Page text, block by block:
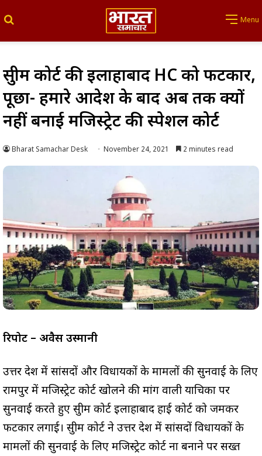
Menu
सुप्रीम कोर्ट की इलाहाबाद HC को फटकार,
पूछा- हमारे आदेश के बाद अब तक क्यों
नहीं बनाई मजिस्ट्रेट की स्पेशल कोर्ट
Bharat Samachar Desk November 24, 2021 2 minutes read
रिपोर्ट – अवैस उस्मानी
उत्तर प्रदेश में सांसदों और विधायकों के मामलों की सुनवाई के लिए
रामपुर में मजिस्ट्रेट कोर्ट खोलने की मांग वाली याचिका पर
सुनवाई करते हुए सुप्रीम कोर्ट इलाहाबाद हाई कोर्ट को जमकर
फटकार लगाई। सुप्रीम कोर्ट ने उत्तर प्रदेश में सांसदों विधायकों के
मामलों की सुनवाई के लिए मजिस्ट्रेट कोर्ट ना बनाने पर सख्त